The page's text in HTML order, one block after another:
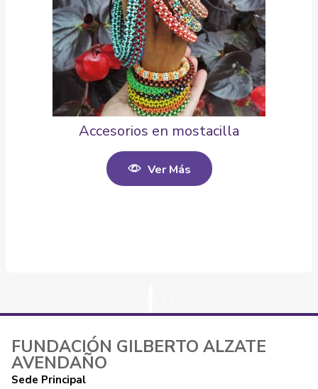
Accesorios en mostacilla
Ver Más
FUNDACIÓN GILBERTO ALZATE
AVENDAÑO
Sede Principal